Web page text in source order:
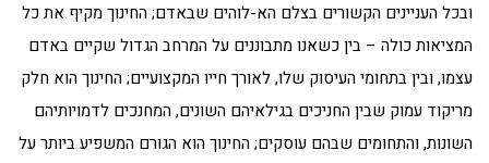
ובכל העניינים הקשורים בצלם הא-לוהים שבאדם; החינוך מקיף את כל
המציאות כולה – בין כשאנו מתבוננים על המרחב הגדול שקיים באדם
עצמו, ובין בתחומי העיסוק שלו, לאורך חייו המקצועיים; החינוך הוא חלק
מריקוד עמוק שבין החניכים בגילאיהם השונים, המחנכים לדמויותיהם
השונות, והתחומים שבהם עוסקים; החינוך הוא הגורם המשפיע ביותר על